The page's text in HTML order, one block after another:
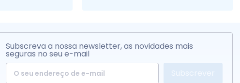
Subscreva a nossa newsletter, as novidades mais
seguras no seu e-mail
Subscrever